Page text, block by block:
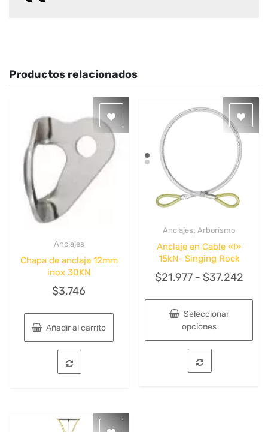
Productos relacionados
Anclajes
Chapa de anclaje 12mm
inox 30KN
$3.746
Añadir al carrito
Anclajes,Arborismo
Anclaje en Cable «I»
15kN- Singing Rock
$21.977 - $37.242
Seleccionar
opciones
Este
producto
tiene